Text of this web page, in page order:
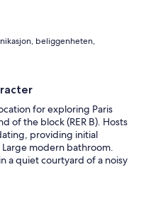
beliggenheten,
for exploring Paris
of the block (RER B). Hosts
providing initial
modern bathroom.
a quiet courtyard of a noisy
unit is very warm, but
it quickly becomes
nearby, (but I'd avoid